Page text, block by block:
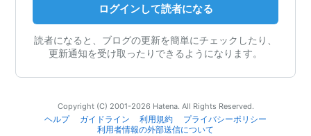
ログインして読者になる
読者になると、ブログの更新を簡単にチェックしたり、
更新通知を受け取ったりできるようになります。
Copyright (C) 2001-2026 Hatena. All Rights Reserved.
ヘルプ
ガイドライン 利用規約
プライバシーポリシー
利用者情報の外部送信について